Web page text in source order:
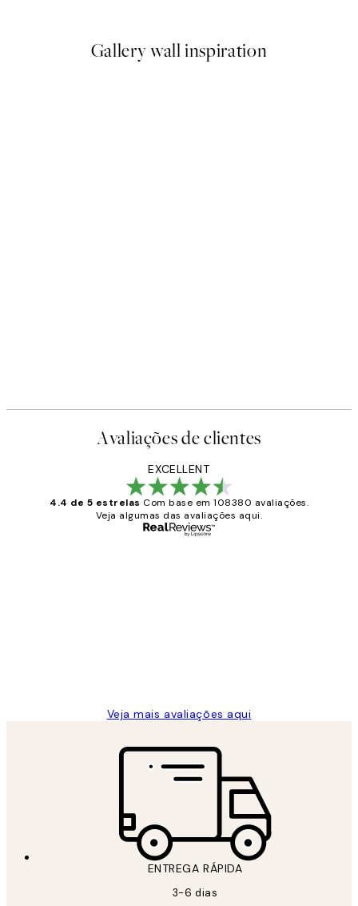
Gallery wall inspiration
Avaliações de clientes
EXCELLENT
4.4 de 5 estrelas Com base em 108380 avaliações.
Veja algumas das avaliações aqui.
Veja mais avaliações aqui
ENTREGA RÁPIDA
3-6 dias